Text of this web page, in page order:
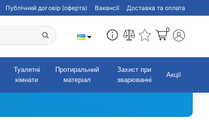
Публічний договір (оферта) Вакансії Доставка та оплата
0
Туалетні
кімнати
Протиральний
матеріал
Захист при
зварюванні
Акції